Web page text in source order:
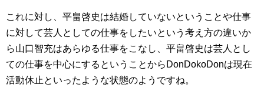
これに対し、平畠啓史は結婚していないということや仕事
に対して芸人としての仕事をしたいという考え方の違いか
ら山口智充はあらゆる仕事をこなし、平畠啓史は芸人とし
ての仕事を中心にするということからDonDokoDonは現在
活動休止といったような状態のようですね。